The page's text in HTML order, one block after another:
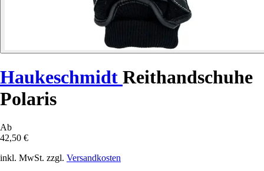
Haukeschmidt Reithandschuhe
Polaris
Ab
42,50 €
inkl. MwSt. zzgl. Versandkosten